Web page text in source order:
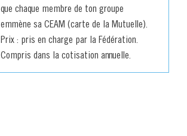
que chaque membre de ton groupe
emmène sa CEAM (carte de la Mutuelle).
Prix : pris en charge par la Fédération.
Compris dans la cotisation annuelle.